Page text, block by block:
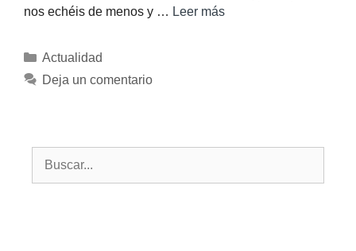
nos echéis de menos y … Leer más
Actualidad
Deja un comentario